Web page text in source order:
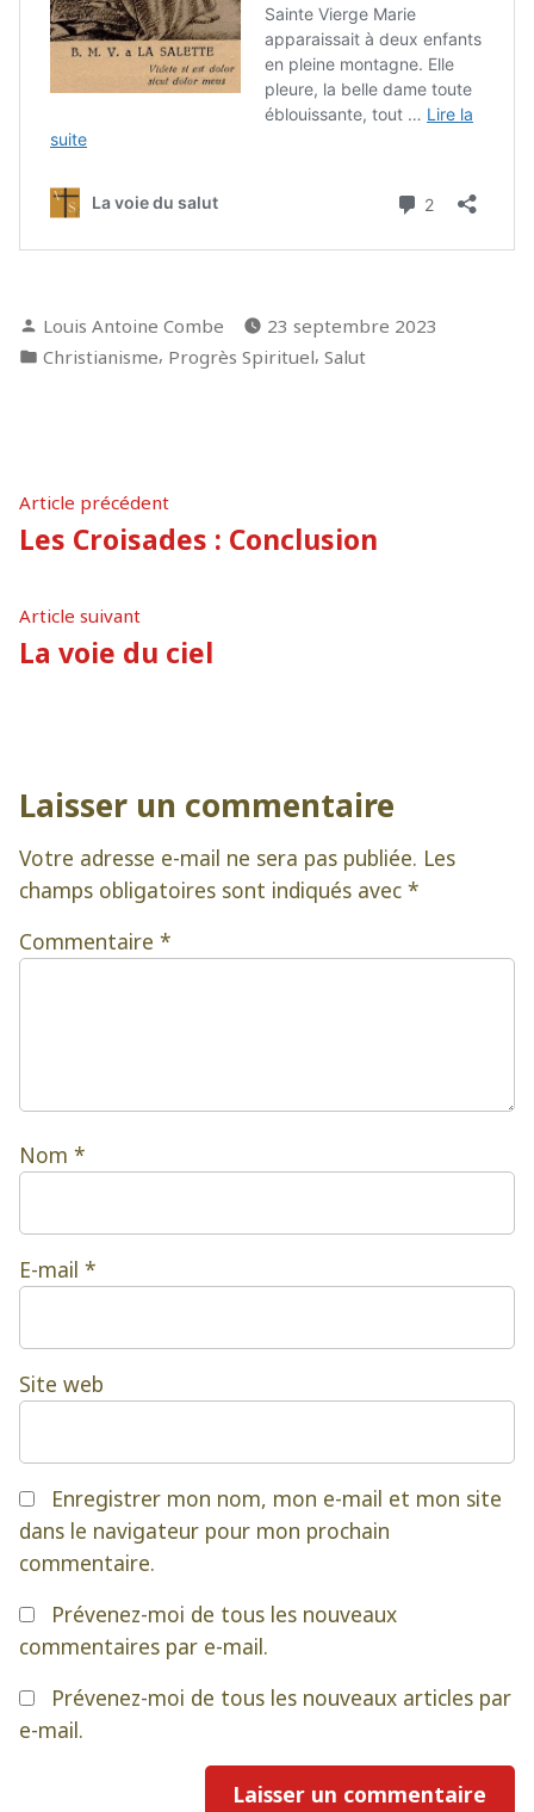
Publié
par
Louis Antoine Combe
23 septembre 2023
Publié
Christianisme, Progrès Spirituel, Salut
Navigation
de
l’article
Article précédentArticle
précédent :
Les Croisades : Conclusion
Article suivantArticle
suivant
La voie du ciel
Laisser un commentaire
Votre adresse e-mail ne sera pas publiée. Les
champs obligatoires sont indiqués avec *
Commentaire *
Nom *
E-mail *
Site web
Enregistrer mon nom, mon e-mail et mon site
dans le navigateur pour mon prochain
commentaire.
Prévenez-moi de tous les nouveaux
commentaires par e-mail.
Prévenez-moi de tous les nouveaux articles par
e-mail.